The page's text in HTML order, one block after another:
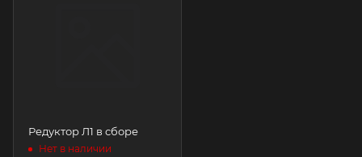
Редуктор Л1 в сборе
Нет в наличии